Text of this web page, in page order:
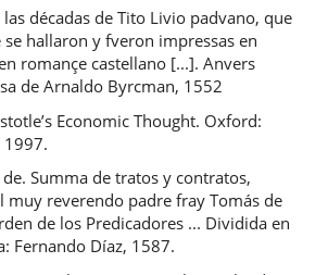
décadas de Tito Livio padvano, que
se hallaron y fveron impressas en
romançe castellano [...]. Anvers
de Arnaldo Byrcman, 1552
Economic Thought. Oxford:
1997.
Summa de tratos y contratos,
muy reverendo padre fray Tomás de
de los Predicadores ... Dividida en
Fernando Díaz, 1587.